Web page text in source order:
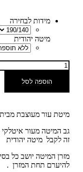
מידות לבחירה
מיטה יהודית
הוספה לסל
מיטת עור מעוצבת מבית
גב המיטה מעור איטלקי
זה לקבל מיטה יהודית
מזרן המיטה יושב כל
להיערם תחת המזרן .